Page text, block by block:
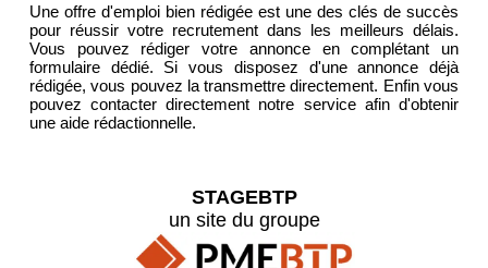
Une offre d'emploi bien rédigée est une des clés de succès
pour réussir votre recrutement dans les meilleurs délais.
Vous pouvez rédiger votre annonce en complétant un
formulaire dédié. Si vous disposez d'une annonce déjà
rédigée, vous pouvez la transmettre directement. Enfin vous
pouvez contacter directement notre service afin d'obtenir
une aide rédactionnelle.
STAGEBTP
un site du groupe